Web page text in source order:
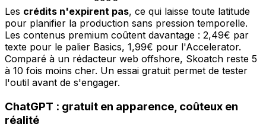
Les crédits n'expirent pas, ce qui laisse toute latitude
pour planifier la production sans pression temporelle.
Les contenus premium coûtent davantage : 2,49€ par
texte pour le palier Basics, 1,99€ pour l'Accelerator.
Comparé à un rédacteur web offshore, Skoatch reste 5
à 10 fois moins cher. Un essai gratuit permet de tester
l'outil avant de s'engager.
ChatGPT : gratuit en apparence, coûteux en
réalité